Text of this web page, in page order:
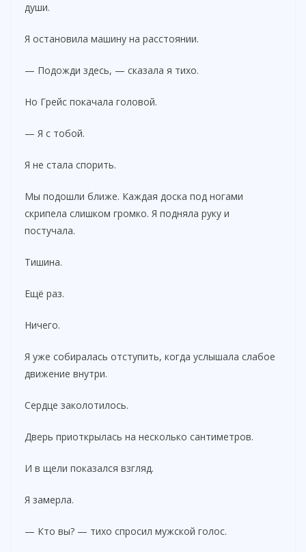
души.
Я остановила машину на расстоянии.
— Подожди здесь, — сказала я тихо.
Но Грейс покачала головой.
— Я с тобой.
Я не стала спорить.
Мы подошли ближе. Каждая доска под ногами
скрипела слишком громко. Я подняла руку и
постучала.
Тишина.
Ещё раз.
Ничего.
Я уже собиралась отступить, когда услышала слабое
движение внутри.
Сердце заколотилось.
Дверь приоткрылась на несколько сантиметров.
И в щели показался взгляд.
Я замерла.
— Кто вы? — тихо спросил мужской голос.